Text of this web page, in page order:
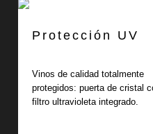
Protección UV
Vinos de calidad totalmente
protegidos: puerta de cristal
filtro ultravioleta integrado.